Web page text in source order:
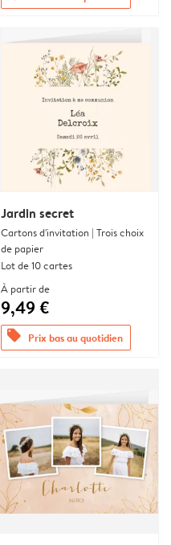
Jardin secret
Cartons d'invitation | Trois choix
de papier
Lot de 10 cartes
À partir de
9,49 €
offers Prix bas au quotidien